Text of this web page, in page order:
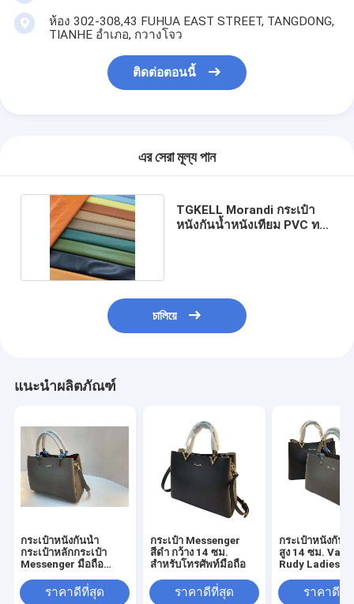
ห้อง 302-308,43 FUHUA EAST STREET, TANGDONG,
TIANHE อำเภอ, กวางโจว
ติดต่อตอนนี้
এর সেরা মূল্য পান
TGKELL Morandi กระเป๋า
หนังกันน้ำหนังเทียม PVC ทน
চালিয়ে
แนะนำผลิตภัณฑ์
กระเป๋าหนังกันน้ำ
กระเป๋าหลักกระเป๋า
Messenger มือถือ
ราคาดีที่สุด
กระเป๋า Messenger
สีดำ กว้าง 14 ซม.
สำหรับโทรศัพท์มือถือ
ราคาดีที่สุด
กระเป๋าหนังกัน
สูง 14 ซม.
Rudy Ladies
ราคาดีที่